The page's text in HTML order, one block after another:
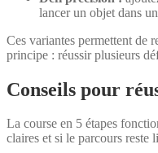
lancer un objet dans
Ces variantes permettent de
principe : réussir plusieurs
Conseils pour
La course en 5 étapes
claires et si le parcours reste